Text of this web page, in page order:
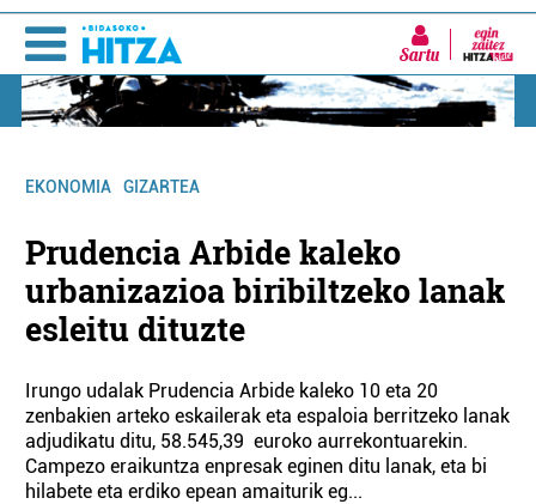
Sartu
EKONOMIA GIZARTEA
Prudencia Arbide kaleko
urbanizazioa biribiltzeko lanak
esleitu dituzte
Irungo udalak Prudencia Arbide kaleko 10 eta 20
zenbakien arteko eskailerak eta espaloia berritzeko lanak
adjudikatu ditu, 58.545,39 euroko aurrekontuarekin.
Campezo eraikuntza enpresak eginen ditu lanak, eta bi
hilabete eta erdiko epean amaiturik eg...